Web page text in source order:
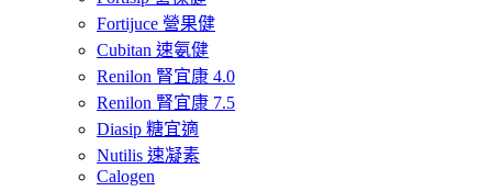
Fortijuce 營果健
Cubitan 速氨健
Renilon 腎宜康 4.0
Renilon 腎宜康 7.5
Diasip 糖宜適
Nutilis 速凝素
Calogen